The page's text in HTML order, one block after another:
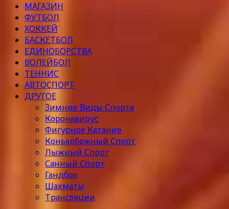
МАГАЗИН
ФУТБОЛ
ХОККЕЙ
БАСКЕТБОЛ
ЕДИНОБОРСТВА
ВОЛЕЙБОЛ
ТЕННИС
АВТОСПОРТ
ДРУГОЕ
Зимние Виды Спорта
Коронавирус
Фигурное Катание
Конькобежный Спорт
Лыжный Спорт
Санный Спорт
Гандбол
Шахматы
Трансляции